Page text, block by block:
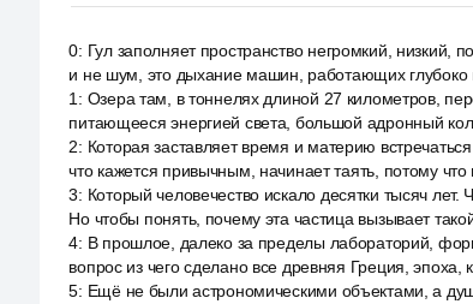
0: Гул заполняет пространство негромкий, низкий,
и не шум, это дыхание машин, работающих глубоко
1 : Озера там, в тоннелях длиной 27 километров,
питающееся энергией света, большой адронный
2: Которая заставляет время и материю
что кажется привычным, начинает таять, потому
3: Который человечество искало десятки тысяч
Но чтобы понять, почему эта частица вызывает
4: В прошлое, далеко за пределы лабораторий,
вопрос из чего сделано все древняя Греция, эпоха,
5: Ещё не были астрономическими объектами, а